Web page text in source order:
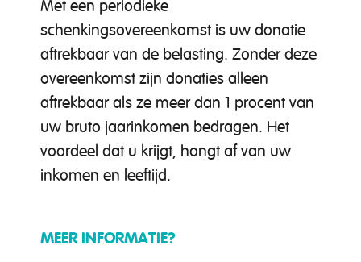
Met een periodieke
schenkingsovereenkomst is uw donatie
aftrekbaar van de belasting. Zonder deze
overeenkomst zijn donaties alleen
aftrekbaar als ze meer dan 1 procent van
uw bruto jaarinkomen bedragen. Het
voordeel dat u krijgt, hangt af van uw
inkomen en leeftijd.
MEER INFORMATIE?